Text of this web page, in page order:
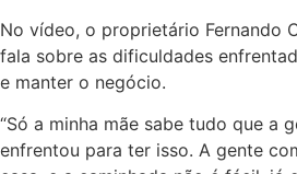
No vídeo, o proprietário Fernando
fala sobre as dificuldades
e manter o negócio.
“Só a minha mãe sabe tudo que a
enfrentou para ter isso. A gente